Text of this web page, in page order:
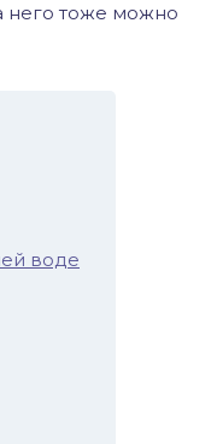
него тоже можно
воде